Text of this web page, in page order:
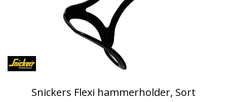
Snickers Flexi hammerholder, Sort